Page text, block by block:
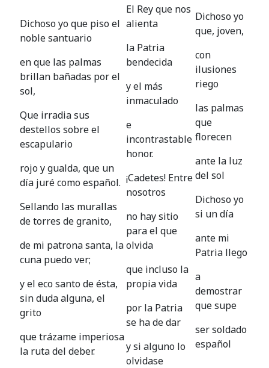
Dichoso yo que piso el
noble santuario
en que las palmas
brillan bañadas por el
sol,
Que irradia sus
destellos sobre el
escapulario
rojo y gualda, que un
día juré como español.
Sellando las murallas
de torres de granito,
de mi patrona santa, la
cuna puedo ver;
y el eco santo de ésta,
sin duda alguna, el
grito
que trázame imperiosa
la ruta del deber.
El Rey que nos
alienta
la Patria
bendecida
y el más
inmaculado
e
incontrastable
honor.
¡Cadetes! Entre
nosotros
no hay sitio
para el que
olvida
que incluso la
propia vida
por la Patria
se ha de dar
y si alguno lo
olvidase
Dichoso yo
que, joven,
con
ilusiones
riego
las palmas
que
florecen
ante la luz
del sol
Dichoso yo
si un día
ante mi
Patria llego
a
demostrar
que supe
ser soldado
español